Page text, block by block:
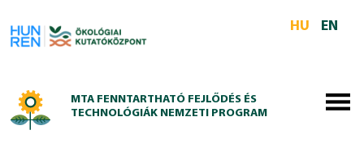
HU
EN
MTA FENNTARTHATÓ FEJLŐDÉS ÉS
TECHNOLÓGIÁK NEMZETI PROGRAM